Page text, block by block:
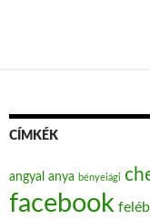
CÍMKÉK
angyal anya bényeiági
facebook